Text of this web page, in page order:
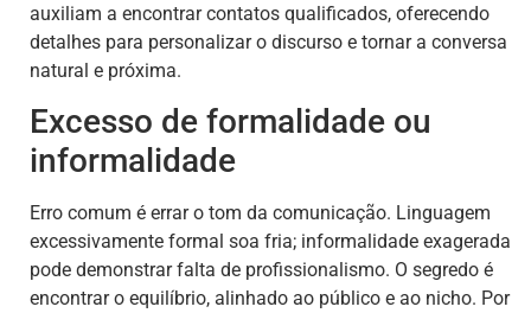
auxiliam a encontrar contatos qualificados, oferecendo
detalhes para personalizar o discurso e tornar a conversa
natural e próxima.
Excesso de formalidade ou
informalidade
Erro comum é errar o tom da comunicação. Linguagem
excessivamente formal soa fria; informalidade exagerada
pode demonstrar falta de profissionalismo. O segredo é
encontrar o equilíbrio, alinhado ao público e ao nicho. Por